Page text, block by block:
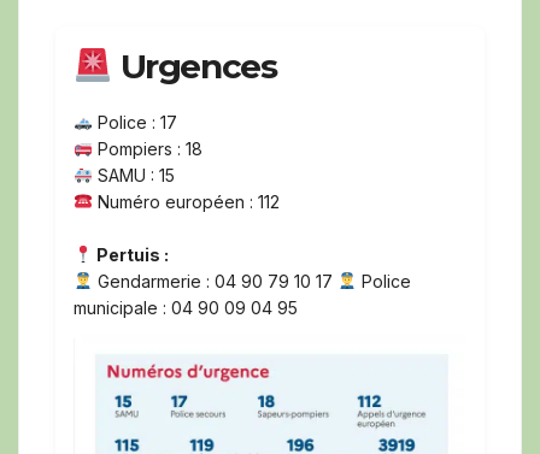
Urgences
Police : 17
Pompiers : 18
SAMU : 15
Numéro européen : 112
Pertuis :
Gendarmerie : 04 90 79 10 17
Police
municipale : 04 90 09 04 95